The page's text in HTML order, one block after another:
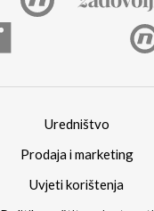
Uredništvo
Prodaja i marketing
Uvjeti korištenja